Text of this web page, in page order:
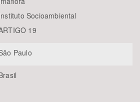
Socioambiental
19
Paulo